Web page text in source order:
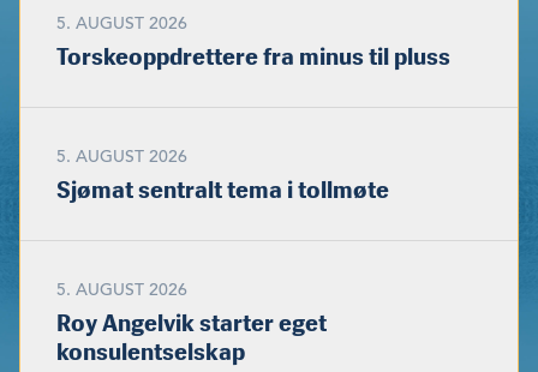
5. AUGUST 2026
Torskeoppdrettere fra minus til pluss
5. AUGUST 2026
Sjømat sentralt tema i tollmøte
5. AUGUST 2026
Roy Angelvik starter eget
konsulentselskap